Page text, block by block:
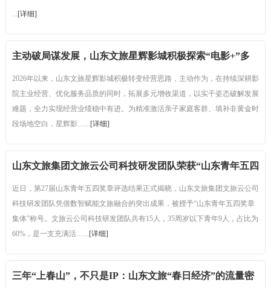
答案
...[详细]
主动破局谋发展，山东文旅星辉影城积极探索“电影+”多
元经营新模式
2026年以来，山东文旅星辉影城积极转变经营思路，主动作为，在持续深耕影
院主业经营、优化服务品质的同时，拓展多元增收渠道，以实干姿态破解发展
难题，全力实现经营业绩稳中有进。为精准激活亲子家庭客群、填补非黄金时
段场地空白，星辉影…...[详细]
山东文旅集团文旅云公司科技研发团队荣获“山东青年五四
奖章集体”
近日，第27届山东青年五四奖章评选结果正式揭晓，山东文旅集团文旅云公司
科技研发团队凭借数智赋能文旅融合的突出成果，被授予“山东青年五四奖章
集体”称号。文旅云公司科技研发团队共有15人，35周岁以下青年9人，占比为
60%，是一支充满活…...[详细]
三年“上春山”，不只是IP：山东文旅“春日经济”的流量密